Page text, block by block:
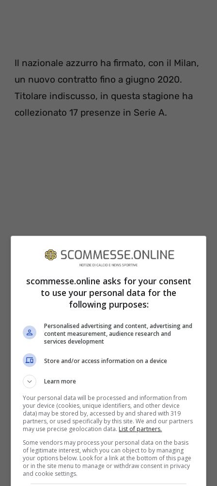
Il nazionale azzurro ha firmato, con il Milan,
un nuovo contratto fino a giugno 2020.
Titolare indiscusso, in questa stagione ha
collezionato 17 presenze in Serie A.
Secondo le nostre informazioni, durante
l’ultimo incontro tra Adriano Galliani e Mino
Raiola, l’agente del giocatore, è stato
milioni di euro l’anno.
scommesse.online asks for your consent
to use your personal data for the
following purposes:
Personalised advertising and content, advertising and
content measurement, audience research and
services development
Store and/or access information on a device
Learn more
Your personal data will be processed and information from
your device (cookies, unique identifiers, and other device
data) may be stored by, accessed by and shared with 319
partners, or used specifically by this site. We and our partners
may use precise geolocation data. List of partners.
Some vendors may process your personal data on the basis
of legitimate interest, which you can object to by managing
your options below. Look for a link at the bottom of this page
or in the site menu to manage or withdraw consent in privacy
and cookie settings.